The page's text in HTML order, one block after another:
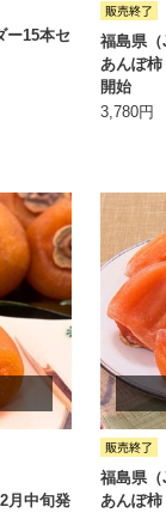
ー15本セ
福島県（
あんぽ
開始
3,780円
月中旬発
福島県（
あんぽ